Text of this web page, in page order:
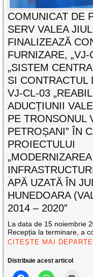
COMUNICAT DE
SERV VALEA
FINALIZEAZĂ
FURNIZARE,
„SISTEM
SI CONTRACTUL
VJ-CL-03
ADUCȚIUNII
PE TRONSONUL
PETROȘANI” ÎN
PROIECTULUI
„MODERNIZAREA
APĂ UZATĂ ÎN
HUNEDOARA
2014 – 2020”
La data de 15 noiembrie
Recepția la terminare, a
CITEȘTE MAI DEPARTE
Distribuie acest articol